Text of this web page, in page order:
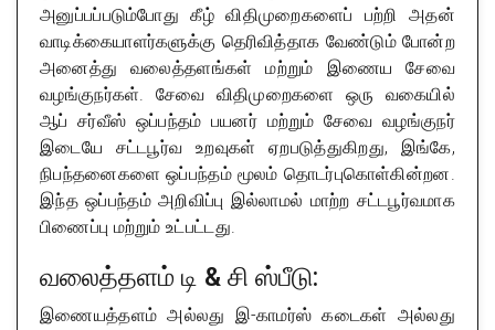
அனுப்பப்படும்போது கீழ் விதிமுறைகளைப் பற்றி அதன்
வாடிக்கையாளர்களுக்கு தெரிவித்தாக வேண்டும் போன்ற
அனைத்து வலைத்தளங்கள் மற்றும் இணைய சேவை
வழங்குநர்கள். சேவை விதிமுறைகளை ஒரு வகையில்
ஆப் சர்வீஸ் ஒப்பந்தம் பயனர் மற்றும் சேவை வழங்குநர்
இடையே சட்டபூர்வ உறவுகள் ஏறபடுத்துகிறது, இங்கே,
நிபந்தனைகளை ஒப்பந்தம் மூலம் தொடர்புகொள்கின்றன.
இந்த ஒப்பந்தம் அறிவிப்பு இல்லாமல் மாற்ற சட்டபூர்வமாக
பிணைப்பு மற்றும் உட்பட்டது.
வலைத்தளம் டி & சி ஸ்பீடு:
இணையத்தளம் அல்லது இ-காமர்ஸ் கடைகள் அல்லது